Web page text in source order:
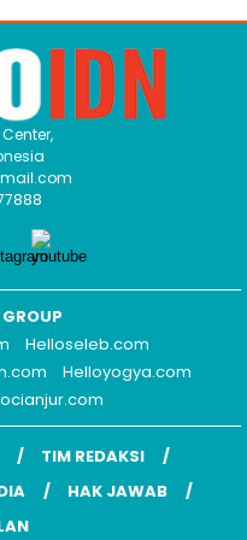
Helloseleb.com
Helloyogya.com
TIM REDAKSI
HAK JAWAB